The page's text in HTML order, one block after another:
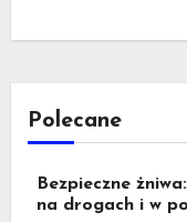
Polecane
Bezpieczne
na drogach i w